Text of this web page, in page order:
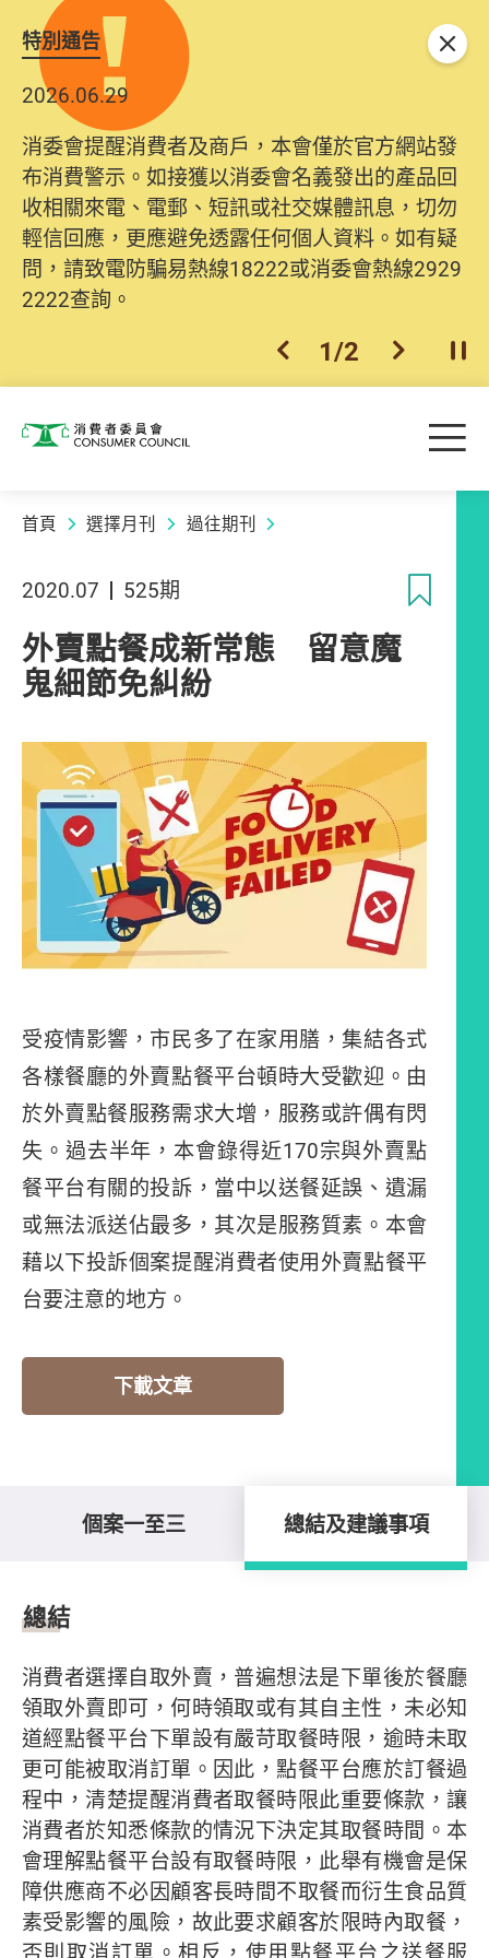
特別通告
2026.06.29
消委會提醒消費者及商戶，本會僅於官方網站發
布消費警示。如接獲以消委會名義發出的產品回
收相關來電、電郵、短訊或社交媒體訊息，切勿
輕信回應，更應避免透露任何個人資料。如有疑
問，請致電防騙易熱線18222或消委會熱線2929
2222查詢。
上一個
1/2 下一個開
關閉
消費者委員會 目
首頁 選擇月刊 過往期刊
2020.07 525期
外賣點餐成新常態 留意魔
鬼細節免糾紛
受疫情影響，市民多了在家用膳，集結各式
各樣餐廳的外賣點餐平台頓時大受歡迎。由
於外賣點餐服務需求大增，服務或許偶有閃
失。過去半年，本會錄得近170宗與外賣點
餐平台有關的投訴，當中以送餐延誤、遺漏
或無法派送佔最多，其次是服務質素。本會
藉以下投訴個案提醒消費者使用外賣點餐平
台要注意的地方。
下載文章
個案一至三 總結及建議事項
總結
消費者選擇自取外賣，普遍想法是下單後於餐廳
領取外賣即可，何時領取或有其自主性，未必知
道經點餐平台下單設有嚴苛取餐時限，逾時未取
更可能被取消訂單。因此，點餐平台應於訂餐過
程中，清楚提醒消費者取餐時限此重要條款，讓
消費者於知悉條款的情況下決定其取餐時間。本
會理解點餐平台設有取餐時限，此舉有機會是保
障供應商不必因顧客長時間不取餐而衍生食品質
素受影響的風險，故此要求顧客於限時內取餐，
否則取消訂單。相反，使用點餐平台之送餐服